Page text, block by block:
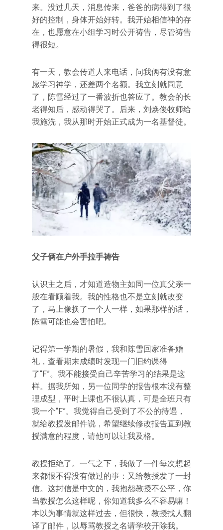
来。没过几天，消息传来，爸爸的病得到了很
好的控制，身体开始好转。我开始相信神的存
在，也愿意在小组学习时公开祷告，尽管祷告
得很短。
有一天，教会传道人来电话，问我俩有没有意
愿学习神学，还差两个名额。我立刻就同意
了，陈雪经过了一番波折也答应了。教会的长
老得知后，感动得哭了。后来，刘焕俊牧师给
我施洗，我从那时开始正式成为一名基督徒。
父子俩在户外手拉手祷告
认识主之后，才知道造物主如同一位真父亲一
般在看顾着我。我的性格也不是立刻就改变
了，马上像换了一个人一样，如果那样的话，
陈雪可能也会害怕吧。
记得第一学期的暑假，我和陈雪回家准备婚
礼，查看期末成绩时发现一门旧约课得
了“F”。我不能接受自己辛苦学习的结果是这
样。据我所知，另一位同学的报告根本没有整
理成型，平时上课也不很认真，可是全班只有
我一个“F”。我觉得自己受到了不公的待遇，
就给教授发邮件说，希望继续修改报告直到教
授满意的程度，请他可以让我及格。
教授拒绝了。一气之下，我做了一件每次想起
来都恨不得没有做过的事：又给教授发了一封
信。这封信是中文的，我抱怨教授不公平，你
当教授怎么这样呢，你知道我多么不容易嘛！
本以为事情就这样过去，但很快，教授找人翻
译了邮件，以辱骂教授之名请学校开除我。